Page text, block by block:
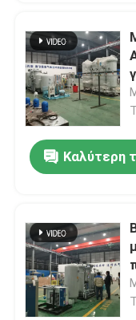
Καλύτερη